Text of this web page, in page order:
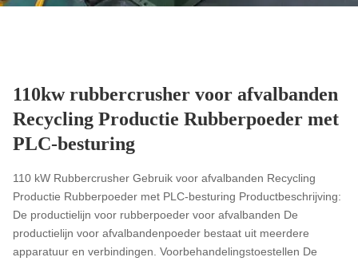
110kw rubbercrusher voor afvalbanden
Recycling Productie Rubberpoeder met
PLC-besturing
110 kW Rubbercrusher Gebruik voor afvalbanden Recycling
Productie Rubberpoeder met PLC-besturing Productbeschrijving:
De productielijn voor rubberpoeder voor afvalbanden De
productielijn voor afvalbandenpoeder bestaat uit meerdere
apparatuur en verbindingen. Voorbehandelingstoestellen De